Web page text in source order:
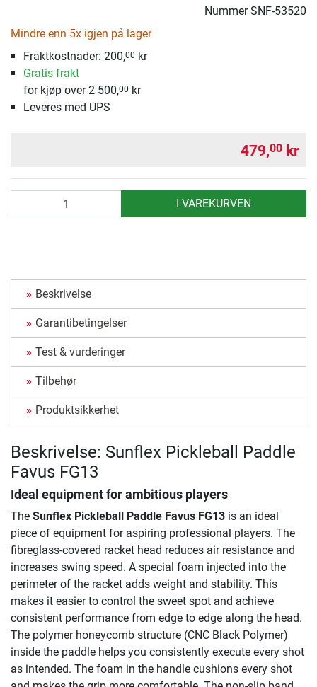
NummerSNF-53520
Mindre enn 5x igjen på lager
Fraktkostnader: 200,00 kr
Gratis frakt
for kjøp over 2 500,00 kr
Leveres med UPS
479,00 kr
I VAREKURVEN
Beskrivelse
Garantibetingelser
Test & vurderinger
Tilbehør
Produktsikkerhet
Beskrivelse: Sunflex Pickleball Paddle
Favus FG13
Ideal equipment for ambitious players
The Sunflex Pickleball Paddle Favus FG13 is an ideal
piece of equipment for aspiring professional players. The
fibreglass-covered racket head reduces air resistance and
increases swing speed. A special foam injected into the
perimeter of the racket adds weight and stability. This
makes it easier to control the sweet spot and achieve
consistent performance from edge to edge along the head.
The polymer honeycomb structure (CNC Black Polymer)
inside the paddle helps you consistently execute every shot
as intended. The foam in the handle cushions every shot